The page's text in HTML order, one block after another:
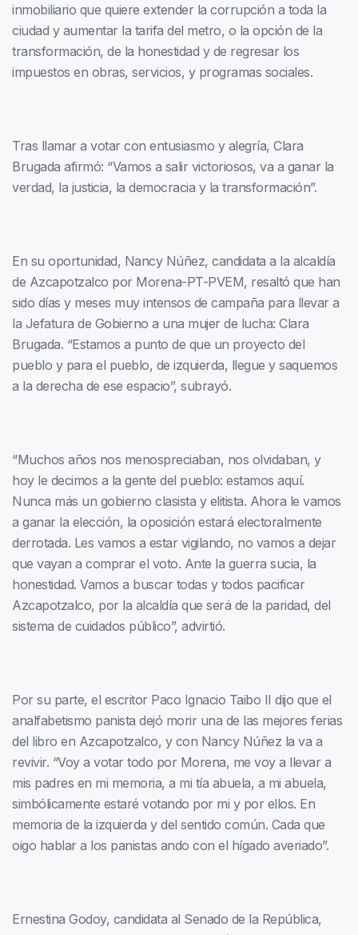
inmobiliario que quiere extender la corrupción a toda la
ciudad y aumentar la tarifa del metro, o la opción de la
transformación, de la honestidad y de regresar los
impuestos en obras, servicios, y programas sociales.
Tras llamar a votar con entusiasmo y alegría, Clara
Brugada afirmó: “Vamos a salir victoriosos, va a ganar la
verdad, la justicia, la democracia y la transformación”.
En su oportunidad, Nancy Núñez, candidata a la alcaldía
de Azcapotzalco por Morena-PT-PVEM, resaltó que han
sido días y meses muy intensos de campaña para llevar a
la Jefatura de Gobierno a una mujer de lucha: Clara
Brugada. “Estamos a punto de que un proyecto del
pueblo y para el pueblo, de izquierda, llegue y saquemos
a la derecha de ese espacio”, subrayó.
“Muchos años nos menospreciaban, nos olvidaban, y
hoy le decimos a la gente del pueblo: estamos aquí.
Nunca más un gobierno clasista y elitista. Ahora le vamos
a ganar la elección, la oposición estará electoralmente
derrotada. Les vamos a estar vigilando, no vamos a dejar
que vayan a comprar el voto. Ante la guerra sucia, la
honestidad. Vamos a buscar todas y todos pacificar
Azcapotzalco, por la alcaldía que será de la paridad, del
sistema de cuidados público”, advirtió.
Por su parte, el escritor Paco Ignacio Taibo II dijo que el
analfabetismo panista dejó morir una de las mejores ferias
del libro en Azcapotzalco, y con Nancy Núñez la va a
revivir. “Voy a votar todo por Morena, me voy a llevar a
mis padres en mi memoria, a mi tía abuela, a mi abuela,
simbólicamente estaré votando por mi y por ellos. En
memoria de la izquierda y del sentido común. Cada que
oigo hablar a los panistas ando con el hígado averiado”.
Ernestina Godoy, candidata al Senado de la República,